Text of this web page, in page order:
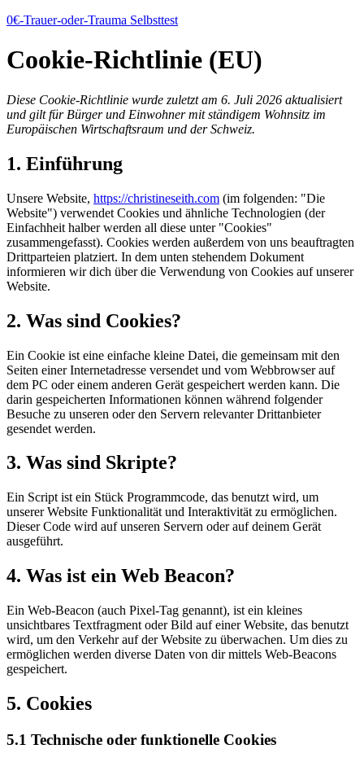
0€-Trauer-oder-Trauma Selbsttest
Cookie-Richtlinie (EU)
Diese Cookie-Richtlinie wurde zuletzt am 6. Juli 2026 aktualisiert
und gilt für Bürger und Einwohner mit ständigem Wohnsitz im
Europäischen Wirtschaftsraum und der Schweiz.
1. Einführung
Unsere Website, https://christineseith.com (im folgenden: "Die
Website") verwendet Cookies und ähnliche Technologien (der
Einfachheit halber werden all diese unter "Cookies"
zusammengefasst). Cookies werden außerdem von uns beauftragten
Drittparteien platziert. In dem unten stehendem Dokument
informieren wir dich über die Verwendung von Cookies auf unserer
Website.
2. Was sind Cookies?
Ein Cookie ist eine einfache kleine Datei, die gemeinsam mit den
Seiten einer Internetadresse versendet und vom Webbrowser auf
dem PC oder einem anderen Gerät gespeichert werden kann. Die
darin gespeicherten Informationen können während folgender
Besuche zu unseren oder den Servern relevanter Drittanbieter
gesendet werden.
3. Was sind Skripte?
Ein Script ist ein Stück Programmcode, das benutzt wird, um
unserer Website Funktionalität und Interaktivität zu ermöglichen.
Dieser Code wird auf unseren Servern oder auf deinem Gerät
ausgeführt.
4. Was ist ein Web Beacon?
Ein Web-Beacon (auch Pixel-Tag genannt), ist ein kleines
unsichtbares Textfragment oder Bild auf einer Website, das benutzt
wird, um den Verkehr auf der Website zu überwachen. Um dies zu
ermöglichen werden diverse Daten von dir mittels Web-Beacons
gespeichert.
5. Cookies
5.1 Technische oder funktionelle Cookies